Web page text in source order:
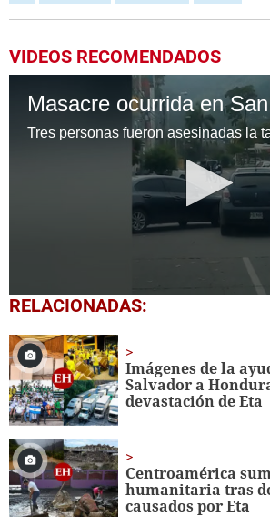
VIDEOS RECOMENDADOS
0
seconds
24
seconds
RELACIONADAS:
Imágenes de la
Salvador a
devastación de Eta
Centroamérica
humanitaria tras
causados por Eta